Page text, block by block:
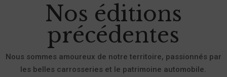
Nos éditions
précédentes
Nous sommes amoureux de notre territoire, passionnés par
les belles carrosseries et le patrimoine automobile.